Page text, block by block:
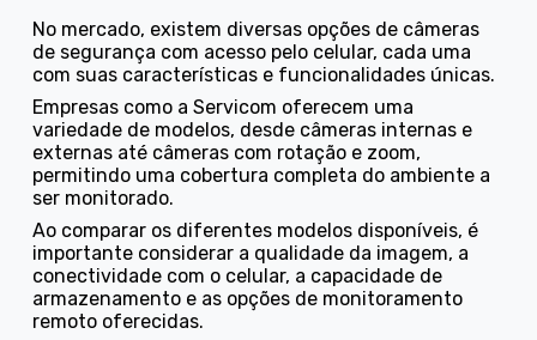
No mercado, existem diversas opções de câmeras
de segurança com acesso pelo celular, cada uma
com suas características e funcionalidades únicas.
Empresas como a Servicom oferecem uma
variedade de modelos, desde câmeras internas e
externas até câmeras com rotação e zoom,
permitindo uma cobertura completa do ambiente a
ser monitorado.
Ao comparar os diferentes modelos disponíveis, é
importante considerar a qualidade da imagem, a
conectividade com o celular, a capacidade de
armazenamento e as opções de monitoramento
remoto oferecidas.